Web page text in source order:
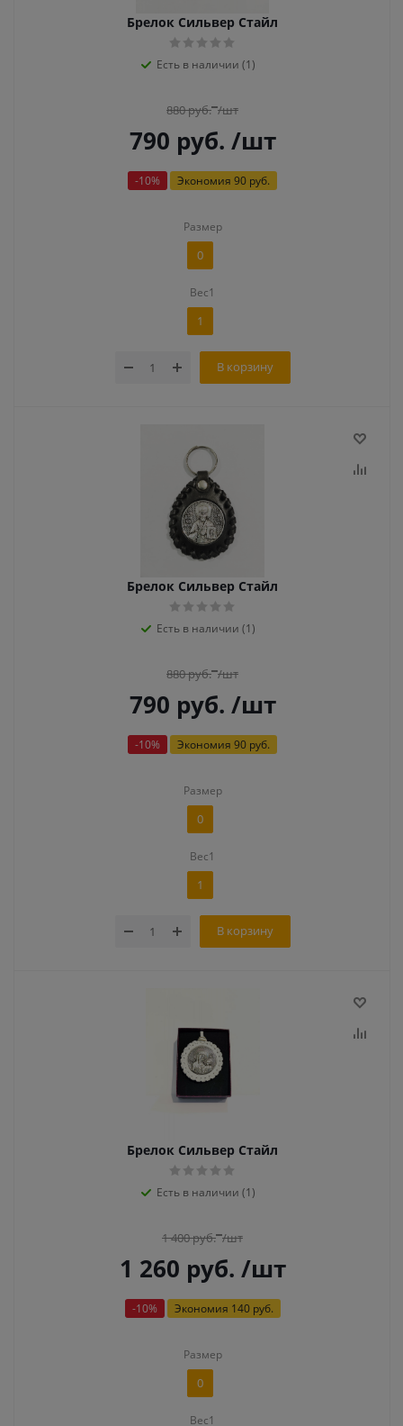
Брелок Сильвер Стайл
Есть в наличии (1)
880руб. /шт
790 руб. /шт
-10% Экономия 90 руб.
Размер
0
Вес1
1
В корзину
Брелок Сильвер Стайл
Есть в наличии (1)
880руб. /шт
790 руб. /шт
-10% Экономия 90 руб.
Размер
0
Вес1
1
В корзину
Брелок Сильвер Стайл
Есть в наличии (1)
1 400руб. /шт
1 260 руб. /шт
-10% Экономия 140 руб.
Размер
0
Вес1